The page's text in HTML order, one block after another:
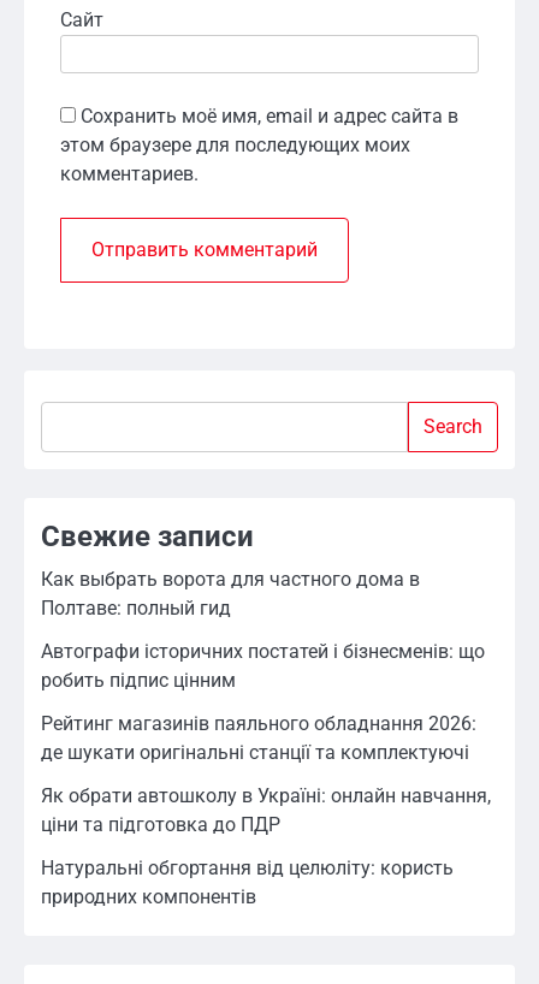
Сайт
Сохранить моё имя, email и адрес сайта в
этом браузере для последующих моих
комментариев.
Search
Свежие записи
Как выбрать ворота для частного дома в
Полтаве: полный гид
Автографи історичних постатей і бізнесменів: що
робить підпис цінним
Рейтинг магазинів паяльного обладнання 2026:
де шукати оригінальні станції та комплектуючі
Як обрати автошколу в Україні: онлайн навчання,
ціни та підготовка до ПДР
Натуральні обгортання від целюліту: користь
природних компонентів